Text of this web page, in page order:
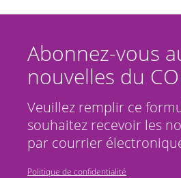
Abonnez-vous
nouvelles du
Veuillez remplir ce
souhaitez recevoir les
par courrier
Politique de confidentialité